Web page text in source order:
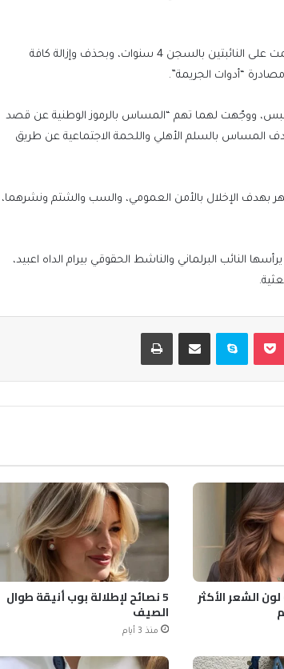
وكانت الغرفة الجزائية بمحكمة ولاية نواكشوط الغربية قد حكمت على النائبتين بالسجن 4 سنوات، وبحذف وإزالة كافة
“أدوات الجريمة”.
ووجّهت لهما تهم “المساس بالرموز الوطنية عن قصد
المساس بالسلم الأهلي واللحمة الاجتماعية عن طريق
بهدف الإخلال بالأمن العمومي، والسب والشتم ونشرهما،
النائب البرلماني والناشط الحقوقي بيرام الداه اعبيد،
بوكيت سكايب مشاركة عبر البريد طباعة
الشعر الأكثر 5 نصائح لإطلالة بوب أنيقة طوال
الصيف
منذ 3 أيام